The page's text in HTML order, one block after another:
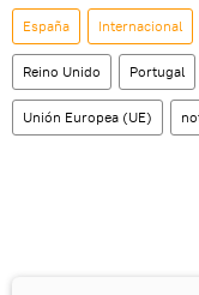
España Internacional
Reino Unido Portugal
Unión Europea (UE)